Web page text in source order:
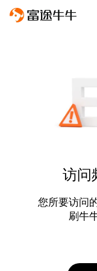
访问
您所要访问
刷牛